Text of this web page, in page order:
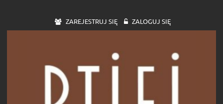
ZAREJESTRUJ SIĘ ZALOGUJ SIĘ